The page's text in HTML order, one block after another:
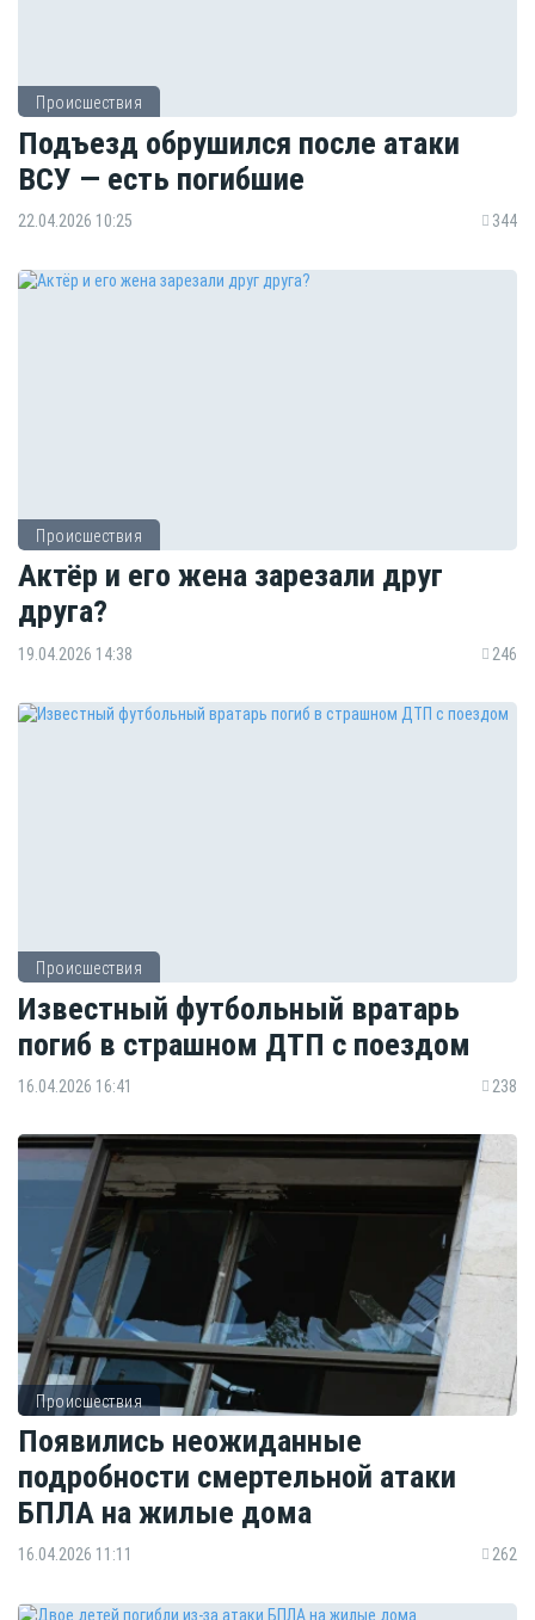
Происшествия
Подъезд обрушился после атаки
ВСУ — есть погибшие
22.04.2026 10:25 344
Происшествия
Актёр и его жена зарезали друг
друга?
19.04.2026 14:38 246
Происшествия
Известный футбольный вратарь
погиб в страшном ДТП с поездом
16.04.2026 16:41 238
Происшествия
Появились неожиданные
подробности смертельной атаки
БПЛА на жилые дома
16.04.2026 11:11 262